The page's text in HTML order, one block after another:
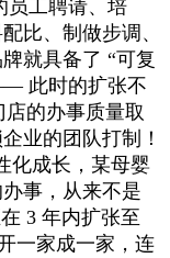
工聘请、培
比、制做步调、
就具备了 “可复
此时的扩张不
的办事质量取
业的团队打制！
化成长，某母婴
事，从来不是
3 年内扩张至
一家成一家，连